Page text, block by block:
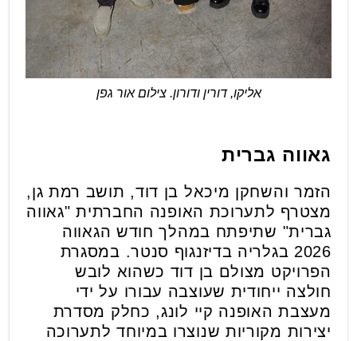
אליקו, דורין ודורון. צילום אור גפן
גאווה גברית
הזמר והשחקן מיכאל בן דוד, תושב רמת גן,
מצטרף לתערוכת האופנה החברתית "גאווה
גברית" שתיפתח במהלך חודש הגאווה
2026 בגלריה בדיזנגוף סנטר. במסגרת
הפרויקט מצולם בן דוד כשהוא לובש
חולצה ייחודית שעוצבה עבורו על ידי
מעצבת האופנה קיי לונג, כחלק מסדרת
יצירות מקוריות שנוצרו במיוחד לתערוכה